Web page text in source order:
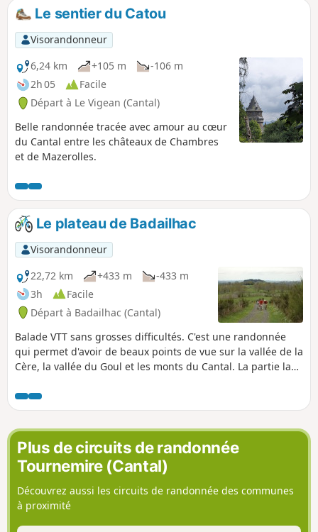
Le sentier du Catou
Visorandonneur
6,24 km
+105 m
-106 m
2h 05
Facile
Départ à Le Vigean (Cantal)
Belle randonnée tracée avec amour au cœur
du Cantal entre les châteaux de Chambres
et de Mazerolles.
Le plateau de Badailhac
Visorandonneur
22,72 km
+433 m
-433 m
3h
Facile
Départ à Badailhac (Cantal)
Balade VTT sans grosses difficultés. C'est une randonnée
qui permet d'avoir de beaux points de vue sur la vallée de la
Cère, la vallée du Goul et les monts du Cantal. La partie la
Plus de circuits de randonnée
Tournemire (Cantal)
Découvrez aussi les circuits de randonnée des communes
à proximité